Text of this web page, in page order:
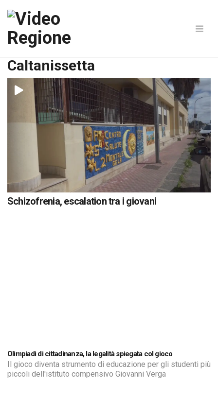
Caltanissetta
Schizofrenia, escalation tra i giovani
Olimpiadi di cittadinanza, la legalità spiegata col gioco
Il gioco diventa strumento di educazione per gli studenti più
piccoli dell'istituto compensivo Giovanni Verga